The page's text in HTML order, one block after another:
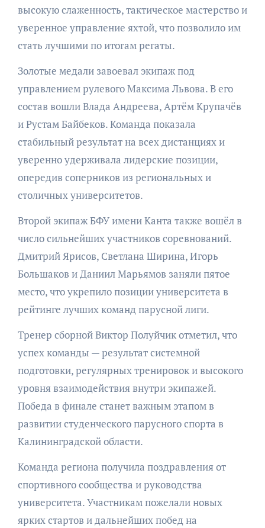
высокую слаженность, тактическое мастерство и
уверенное управление яхтой, что позволило им
стать лучшими по итогам регаты.
Золотые медали завоевал экипаж под
управлением рулевого Максима Львова. В его
состав вошли Влада Андреева, Артём Крупачёв
и Рустам Байбеков. Команда показала
стабильный результат на всех дистанциях и
уверенно удерживала лидерские позиции,
опередив соперников из региональных и
столичных университетов.
Второй экипаж БФУ имени Канта также вошёл в
число сильнейших участников соревнований.
Дмитрий Ярисов, Светлана Ширина, Игорь
Большаков и Даниил Марьямов заняли пятое
место, что укрепило позиции университета в
рейтинге лучших команд парусной лиги.
Тренер сборной Виктор Полуйчик отметил, что
успех команды — результат системной
подготовки, регулярных тренировок и высокого
уровня взаимодействия внутри экипажей.
Победа в финале станет важным этапом в
развитии студенческого парусного спорта в
Калининградской области.
Команда региона получила поздравления от
спортивного сообщества и руководства
университета. Участникам пожелали новых
ярких стартов и дальнейших побед на